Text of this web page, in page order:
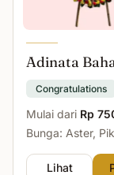
Adinata
Congratulations
Mulai dari Rp
Bunga: Aster,
Lihat